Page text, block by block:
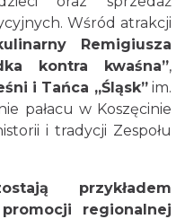
Wśród atrakcji
Remigiusza
kontra kwaśna”,
i Tańca „Śląsk”im.
pałacu w Koszęcinie
i tradycji Zespołu
przykładem
regionalnej